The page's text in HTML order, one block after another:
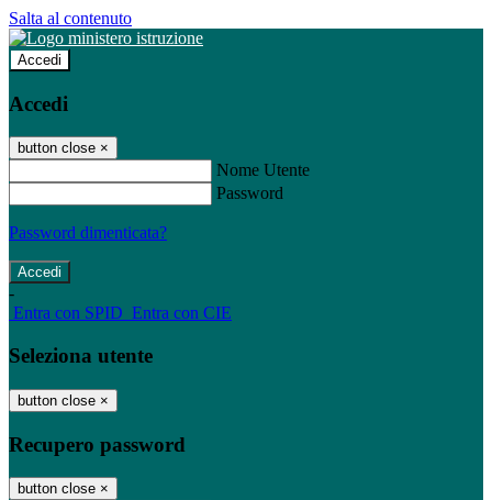
Salta al contenuto
Accedi
Accedi
button close ×
Nome Utente
Password
Password dimenticata?
-
Entra con SPID Entra con CIE
Seleziona utente
button close ×
Recupero password
button close ×